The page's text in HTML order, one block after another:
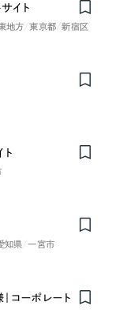
イト
地方 東京都 新宿区
ト
知県 一宮市
コーポレート